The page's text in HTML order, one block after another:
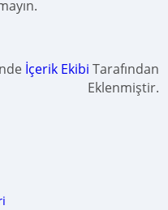
İçerik Ekibi Tarafından
Eklenmiştir.